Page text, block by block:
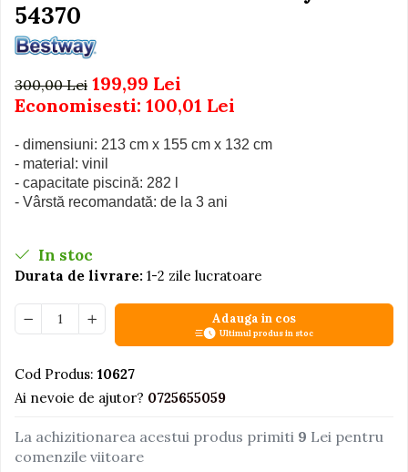
Jucarii de baie
Seturi de frumusete
Caluti balansoar
Interactive, educative si
Figurine
Ateliere si unelte
Blocuri de constructie
Creative
Electrocasnice si bucatarii
Fotolii gonflabile
Jocuri de indemanare
Jocuri sportive
Jucarii educative din lemn
Motociclete
Ingrijire cosmetica mamici
Perioada Alaptarii
Pompe de san
54370
300,00 Lei 199,99 Lei
Economisesti: 100,01 Lei
- dimensiuni: 213 cm x 155 cm x 132 cm
- material: vinil
- capacitate piscină: 282 l
- Vârstă recomandată: de la 3 ani
In stoc
Durata de livrare: 1-2 zile lucratoare
Adauga in cos
Ultimul produs in stoc
Cod Produs: 10627
Ai nevoie de ajutor? 0725655059
La achizitionarea acestui produs primiti 9 Lei pentru
comenzile viitoare